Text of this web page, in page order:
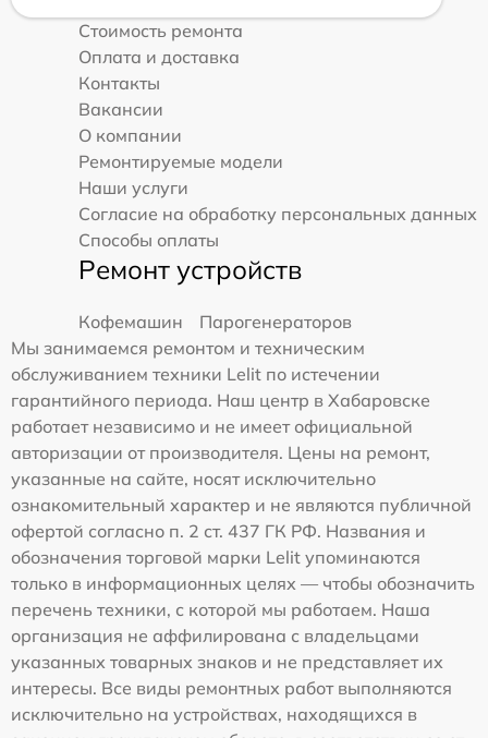
Стоимость ремонта
Оплата и доставка
Контакты
Вакансии
О компании
Ремонтируемые модели
Наши услуги
Согласие на обработку персональных данных
Способы оплаты
Ремонт устройств
Кофемашин
Парогенераторов
Мы занимаемся ремонтом и техническим
обслуживанием техники Lelit по истечении
гарантийного периода. Наш центр в Хабаровске
работает независимо и не имеет официальной
авторизации от производителя. Цены на ремонт,
указанные на сайте, носят исключительно
ознакомительный характер и не являются публичной
офертой согласно п. 2 ст. 437 ГК РФ. Названия и
обозначения торговой марки Lelit упоминаются
только в информационных целях — чтобы обозначить
перечень техники, с которой мы работаем. Наша
организация не аффилирована с владельцами
указанных товарных знаков и не представляет их
интересы. Все виды ремонтных работ выполняются
исключительно на устройствах, находящихся в